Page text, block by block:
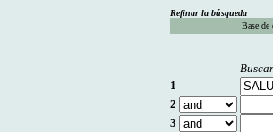
Refinar la búsqueda
Base de
Buscar
1
2
3